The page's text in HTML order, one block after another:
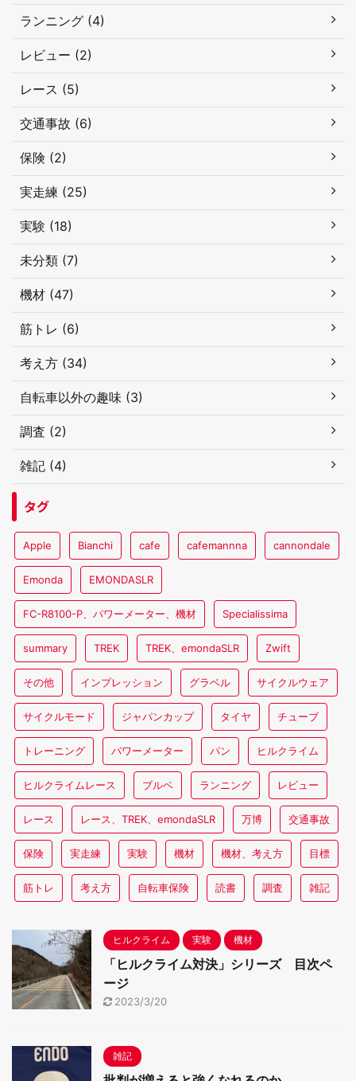
ランニング (4)
レビュー (2)
レース (5)
交通事故 (6)
保険 (2)
実走練 (25)
実験 (18)
未分類 (7)
機材 (47)
筋トレ (6)
考え方 (34)
自転車以外の趣味 (3)
調査 (2)
雑記 (4)
タグ
Apple Bianchi cafe cafemannna cannondale
Emonda EMONDASLR
FC-R8100-P、パワーメーター、機材 Specialissima
summary TREK TREK、emondaSLR Zwift
その他 インプレッション グラベル サイクルウェア
サイクルモード ジャパンカップ タイヤ チューブ
トレーニング パワーメーター パン ヒルクライム
ヒルクライムレース ブルベ ランニング レビュー
レース レース、TREK、emondaSLR 万博 交通事故
保険 実走練 実験 機材 機材、考え方 目標
筋トレ 考え方 自転車保険 読書 調査 雑記
ヒルクライム 実験 機材
「ヒルクライム対決」シリーズ 目次ペ
ージ
2023/3/20
雑記